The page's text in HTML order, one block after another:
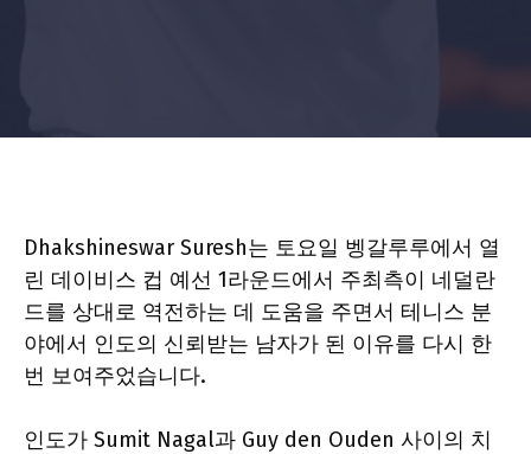
Dhakshineswar Suresh는 토요일 벵갈루루에서 열
린 데이비스 컵 예선 1라운드에서 주최측이 네덜란
드를 상대로 역전하는 데 도움을 주면서 테니스 분
야에서 인도의 신뢰받는 남자가 된 이유를 다시 한
번 보여주었습니다.
인도가 Sumit Nagal과 Guy den Ouden 사이의 치